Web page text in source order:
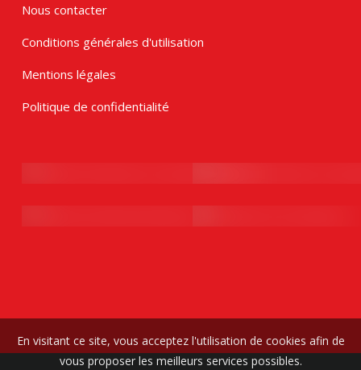
Nous contacter
Conditions générales d'utilisation
Mentions légales
Politique de confidentialité
En visitant ce site, vous acceptez l'utilisation de cookies afin de
vous proposer les meilleurs services possibles.